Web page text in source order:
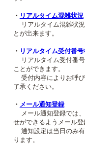
・ リアルタイム混雑状況
リアルタイム混雑状況
とが出来ます。
・ リアルタイム受付番
リアルタイム受付番号
ことができます。
受付内容によりお呼び
了承ください。
・ メール通知登録
メール通知登録では、
せができるようメール登
通知設定は当日のみ有
ります。